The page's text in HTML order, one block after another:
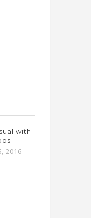
with
2016